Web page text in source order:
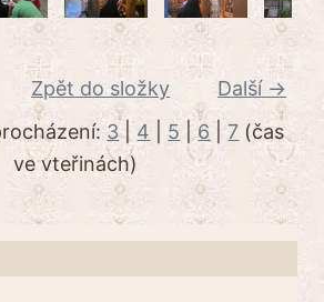
Další →
Zpět do složky
3| 4 5 |6 |7 (čas
ve vteřinách)